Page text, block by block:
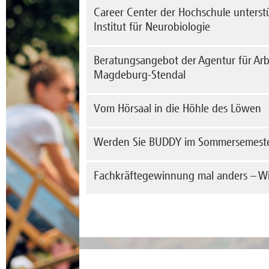
mehr erfahren
• Welche Rolle spielen Körpersprache, Gestik
mehr erfahren
Career Center der Hochschule
Institut für Neurobiologie
von-
Beratungsangebot der Agentur für
Magdeburg-Stendal
Beratungsangebote.
Vom Hörsaal in die Höhle des Löwen
sie
Werden Sie BUDDY im
Fachkräftegewinnung mal anders –